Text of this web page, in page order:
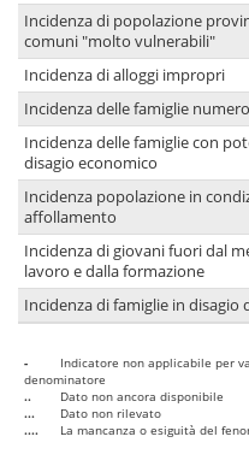
Incidenza di popolazione
comuni "molto vulnerabili"
Incidenza di alloggi impropri
Incidenza delle famiglie
Incidenza delle famiglie con
disagio economico
Incidenza popolazione in
affollamento
Incidenza di giovani fuori dal
lavoro e dalla formazione
Incidenza di famiglie in disagio
-
Indicatore non applicabile per
denominatore
..
Dato non ancora disponibile
...
Dato non rilevato
....
La mancanza o esiguità del